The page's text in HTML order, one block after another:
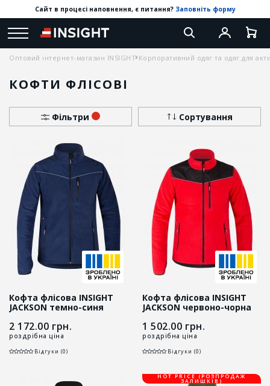
Сайт в процесі наповнення, є питання? Заповніть форму
Оптовий інтернет-магазин INSIGHT Корпоративний одяг та одяг для
КОФТИ ФЛІСОВІ
Фільтри Сортування
Кофта флісова INSIGHT
JACKSON темно-синя
2 172.00 грн.
роздрібна ціна
Відгуки (0)
Кофта флісова INSIGHT
JACKSON червоно-чорна
1 502.00 грн.
роздрібна ціна
Відгуки (0)
HOT PRICE (РОЗПРОДАЖ
ЗАЛИШКІВ)